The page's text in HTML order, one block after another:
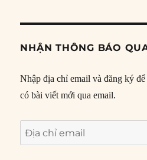
NHẬN THÔNG BÁO
Nhập địa chỉ email và đăng ký
có bài viết mới qua email.
Địa
chỉ